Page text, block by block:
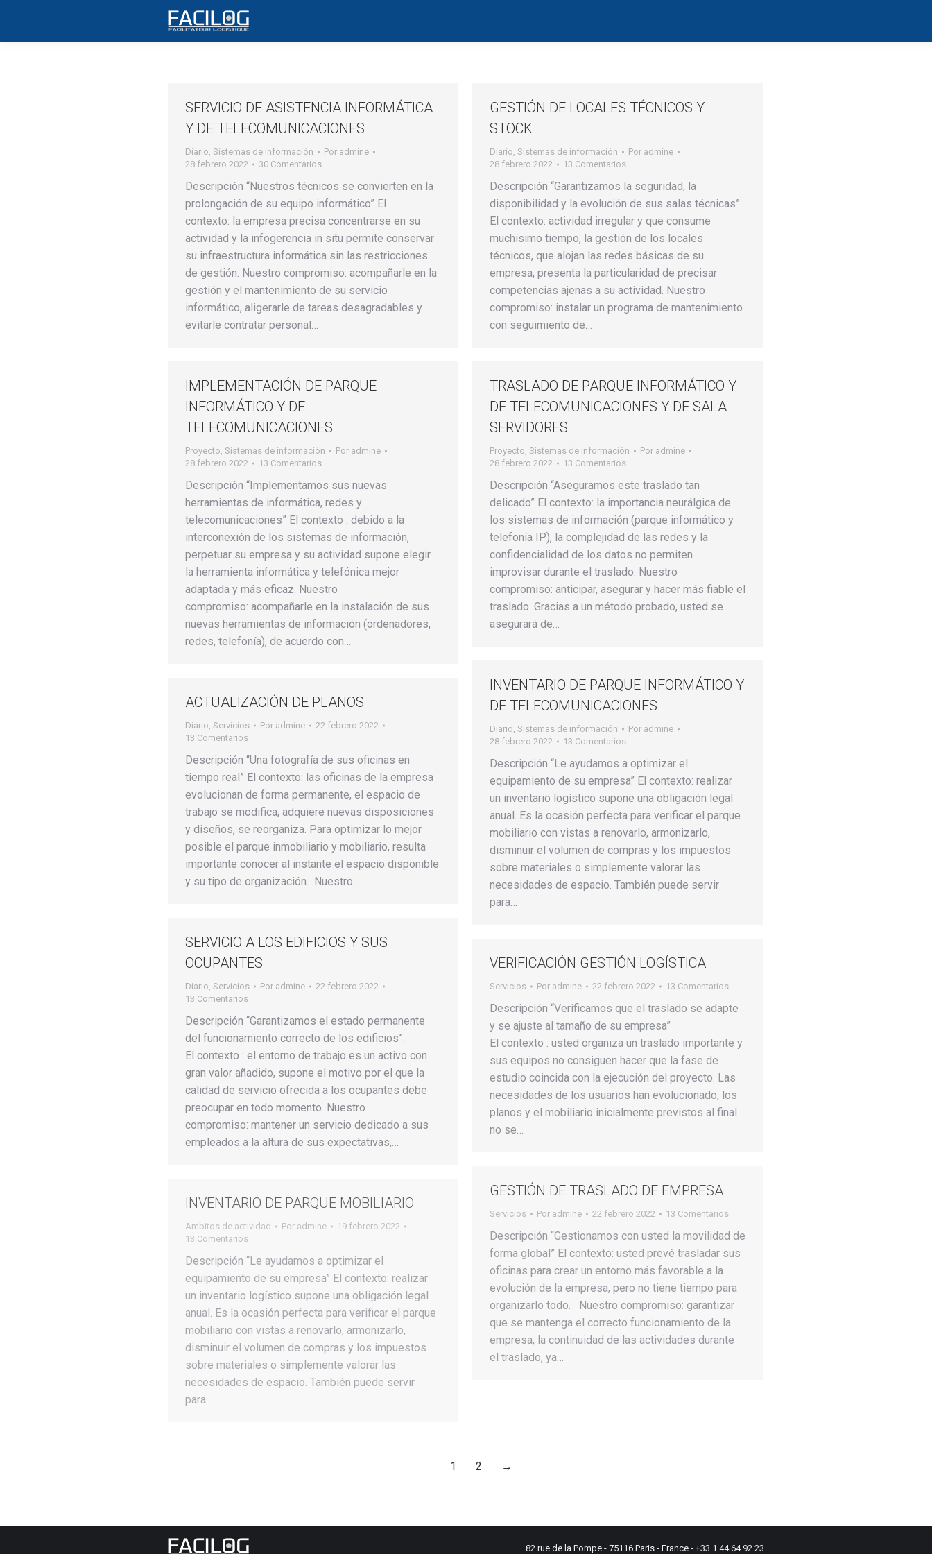
SERVICIO DE ASISTENCIA INFORMÁTICA
Y DE TELECOMUNICACIONES
Diario, Sistemas de información Por admine
28 febrero 2022
30 Comentarios
Descripción “Nuestros técnicos se convierten en la
prolongación de su equipo informático” El
contexto: la empresa precisa concentrarse en su
actividad y la infogerencia in situ permite conservar
su infraestructura informática sin las restricciones
de gestión. Nuestro compromiso: acompañarle en la
gestión y el mantenimiento de su servicio
informático, aligerarle de tareas desagradables y
evitarle contratar personal…
GESTIÓN DE LOCALES TÉCNICOS Y
STOCK
Diario, Sistemas de información Por admine
28 febrero 2022
13 Comentarios
Descripción “Garantizamos la seguridad, la
disponibilidad y la evolución de sus salas técnicas”
El contexto: actividad irregular y que consume
muchísimo tiempo, la gestión de los locales
técnicos, que alojan las redes básicas de su
empresa, presenta la particularidad de precisar
competencias ajenas a su actividad. Nuestro
compromiso: instalar un programa de mantenimiento
con seguimiento de…
IMPLEMENTACIÓN DE PARQUE
INFORMÁTICO Y DE
TELECOMUNICACIONES
Proyecto, Sistemas de información Por admine
28 febrero 2022
13 Comentarios
Descripción “Implementamos sus nuevas
herramientas de informática, redes y
telecomunicaciones” El contexto : debido a la
interconexión de los sistemas de información,
perpetuar su empresa y su actividad supone elegir
la herramienta informática y telefónica mejor
adaptada y más eficaz. Nuestro
compromiso: acompañarle en la instalación de sus
nuevas herramientas de información (ordenadores,
redes, telefonía), de acuerdo con…
TRASLADO DE PARQUE INFORMÁTICO Y
DE TELECOMUNICACIONES Y DE SALA
SERVIDORES
Proyecto, Sistemas de información Por admine
28 febrero 2022
13 Comentarios
Descripción “Aseguramos este traslado tan
delicado” El contexto: la importancia neurálgica de
los sistemas de información (parque informático y
telefonía IP), la complejidad de las redes y la
confidencialidad de los datos no permiten
improvisar durante el traslado. Nuestro
compromiso: anticipar, asegurar y hacer más fiable el
traslado. Gracias a un método probado, usted se
asegurará de…
INVENTARIO DE PARQUE INFORMÁTICO Y
DE TELECOMUNICACIONES
Diario, Sistemas de información Por admine
28 febrero 2022
13 Comentarios
Descripción “Le ayudamos a optimizar el
equipamiento de su empresa” El contexto: realizar
un inventario logístico supone una obligación legal
anual. Es la ocasión perfecta para verificar el parque
mobiliario con vistas a renovarlo, armonizarlo,
disminuir el volumen de compras y los impuestos
sobre materiales o simplemente valorar las
necesidades de espacio. También puede servir
para…
ACTUALIZACIÓN DE PLANOS
Diario, Servicios Por admine
22 febrero 2022
13 Comentarios
Descripción “Una fotografía de sus oficinas en
tiempo real” El contexto: las oficinas de la empresa
evolucionan de forma permanente, el espacio de
trabajo se modifica, adquiere nuevas disposiciones
y diseños, se reorganiza. Para optimizar lo mejor
posible el parque inmobiliario y mobiliario, resulta
importante conocer al instante el espacio disponible
y su tipo de organización. Nuestro…
SERVICIO A LOS EDIFICIOS Y SUS
OCUPANTES
Diario, Servicios Por admine
22 febrero 2022
13 Comentarios
Descripción “Garantizamos el estado permanente
del funcionamiento correcto de los edificios”.
El contexto : el entorno de trabajo es un activo con
gran valor añadido, supone el motivo por el que la
calidad de servicio ofrecida a los ocupantes debe
preocupar en todo momento. Nuestro
compromiso: mantener un servicio dedicado a sus
empleados a la altura de sus expectativas,…
VERIFICACIÓN GESTIÓN LOGÍSTICA
Servicios Por admine 22 febrero 2022 13 Comentarios
Descripción “Verificamos que el traslado se adapte
y se ajuste al tamaño de su empresa”
El contexto : usted organiza un traslado importante y
sus equipos no consiguen hacer que la fase de
estudio coincida con la ejecución del proyecto. Las
necesidades de los usuarios han evolucionado, los
planos y el mobiliario inicialmente previstos al final
no se…
GESTIÓN DE TRASLADO DE EMPRESA
Servicios Por admine 22 febrero 2022 13 Comentarios
Descripción “Gestionamos con usted la movilidad de
forma global” El contexto: usted prevé trasladar sus
oficinas para crear un entorno más favorable a la
evolución de la empresa, pero no tiene tiempo para
organizarlo todo. Nuestro compromiso: garantizar
que se mantenga el correcto funcionamiento de la
empresa, la continuidad de las actividades durante
el traslado, ya…
INVENTARIO DE PARQUE MOBILIARIO
Ámbitos de actividad Por admine
19 febrero 2022
13 Comentarios
Descripción “Le ayudamos a optimizar el
equipamiento de su empresa” El contexto: realizar
un inventario logístico supone una obligación legal
anual. Es la ocasión perfecta para verificar el parque
mobiliario con vistas a renovarlo, armonizarlo,
disminuir el volumen de compras y los impuestos
sobre materiales o simplemente valorar las
necesidades de espacio. También puede servir
para…
1 2 →
82 rue de la Pompe - 75116 Paris - France - +33 1 44 64 92 23